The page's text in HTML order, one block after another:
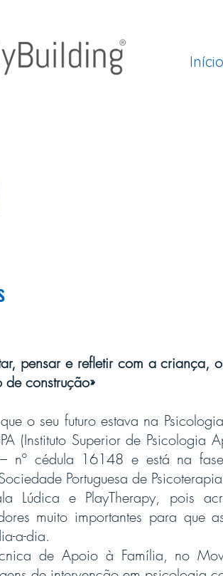
Início
pensar e refletir com a criança,
de construção»
o seu futuro estava na
(Instituto Superior de
– nº cédula 16148 e está na
Portuguesa de
Lúdica e PlayTherapy, pois
muito importantes para que
a-dia.
de Apoio à Família, no